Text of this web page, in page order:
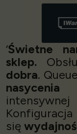
‘Świetne
sklep.
dobra.
Konfiguracja
się